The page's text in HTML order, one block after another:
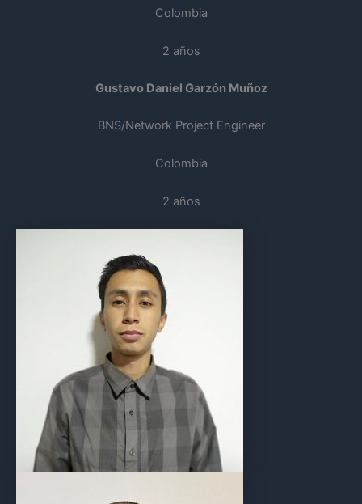
Colombia
2 años
Gustavo Daniel Garzón Muñoz
BNS/Network Project Engineer
Colombia
2 años